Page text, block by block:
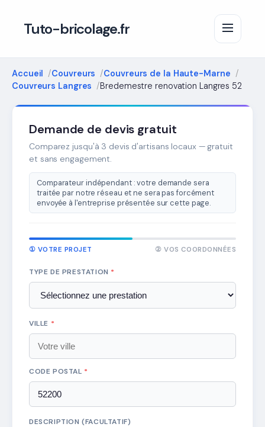
Tuto-bricolage.fr
Accueil Couvreurs
Couvreurs de la Haute-Marne
Couvreurs Langres
Bredemestre renovation Langres 52
Demande de devis gratuit
Comparez jusqu'à 3 devis d'artisans locaux — gratuit
et sans engagement.
Comparateur indépendant : votre demande sera
traitée par notre réseau et ne sera pas forcément
envoyée à l'entreprise présentée sur cette page.
① VOTRE PROJET ② VOS COORDONNÉES
TYPE DE PRESTATION *
VILLE *
CODE POSTAL *
DESCRIPTION (FACULTATIF)